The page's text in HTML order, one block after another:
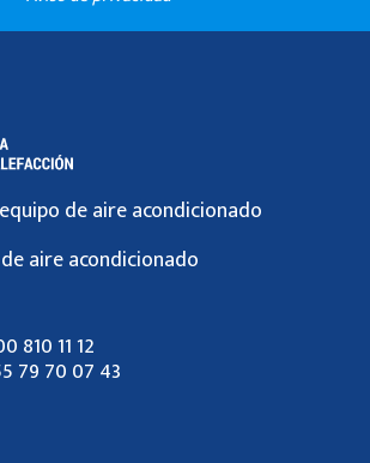
de aire acondicionado
aire acondicionado
810 11 12
79 70 07 43